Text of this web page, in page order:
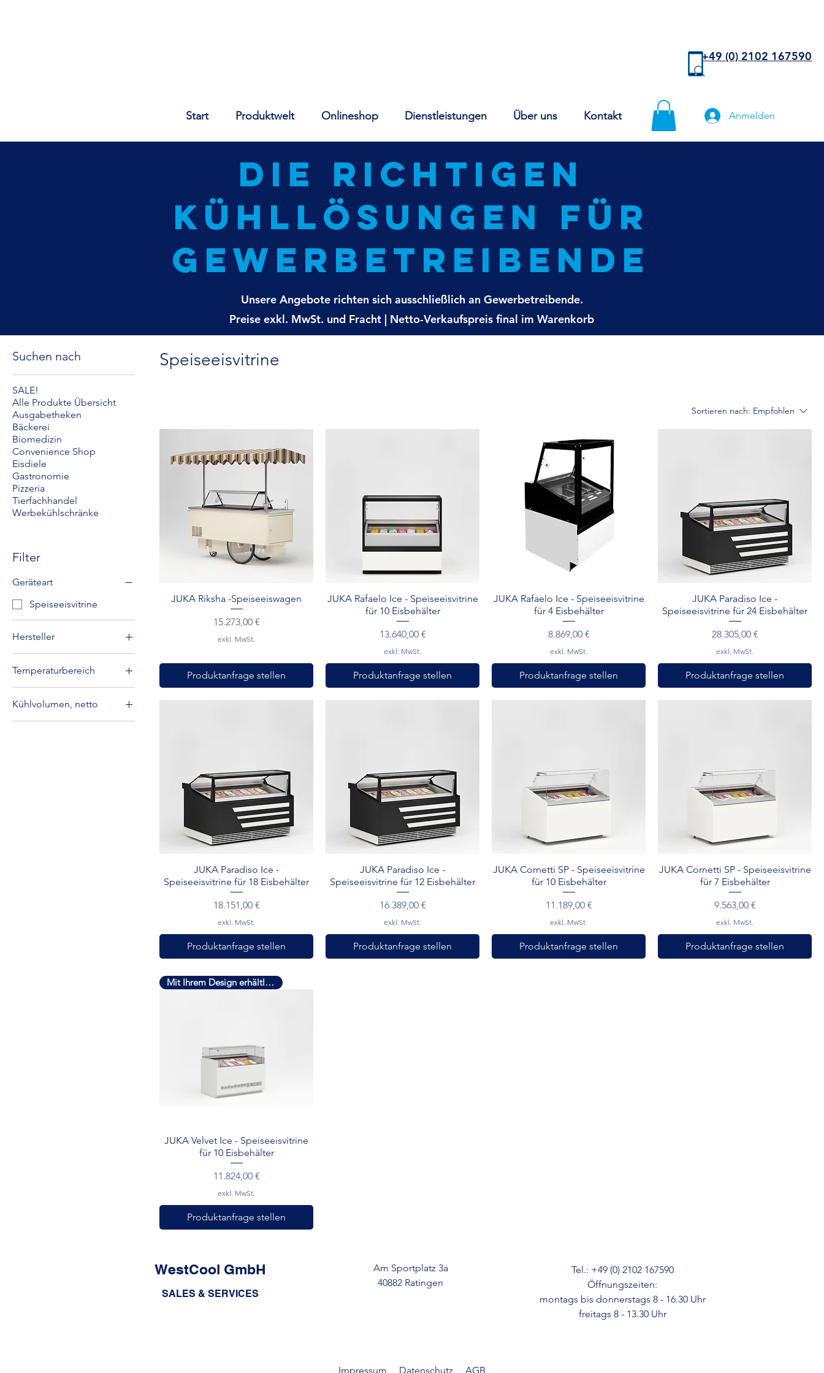
+49 (0) 2102 167590
Start Produktwelt Onlineshop Dienstleistungen Über uns Kontakt Anmelden
die richtigen
KühllösungEn für
gewerbetreibende
Unsere Angebote richten sich ausschließlich an Gewerbetreibende.
Preise exkl. MwSt. und Fracht | Netto-Verkaufspreis final im Warenkorb
Suchen nach
SALE!
Alle Produkte Übersicht
Ausgabetheken
Bäckerei
Biomedizin
Convenience Shop
Eisdiele
Gastronomie
Pizzeria
Tierfachhandel
Werbekühlschränke
Filter
Geräteart
Speiseeisvitrine
Hersteller
Temperaturbereich
Kühlvolumen, netto
Speiseeisvitrine
Sortieren nach: Empfohlen
Schnellansicht
JUKA Riksha -Speiseeiswagen
Preis
15.273,00 €
exkl. MwSt.
Produktanfrage stellen
Schnellansicht
JUKA Rafaelo Ice - Speiseeisvitrine
für 10 Eisbehälter
Preis
13.640,00 €
exkl. MwSt.
Produktanfrage stellen
Schnellansicht
JUKA Rafaelo Ice - Speiseeisvitrine
für 4 Eisbehälter
Preis
8.869,00 €
exkl. MwSt.
Produktanfrage stellen
Schnellansicht
JUKA Paradiso Ice -
Speiseeisvitrine für 24 Eisbehälter
Preis
28.305,00 €
exkl. MwSt.
Produktanfrage stellen
Schnellansicht
JUKA Paradiso Ice -
Speiseeisvitrine für 18 Eisbehälter
Preis
18.151,00 €
exkl. MwSt.
Produktanfrage stellen
Schnellansicht
JUKA Paradiso Ice -
Speiseeisvitrine für 12 Eisbehälter
Preis
16.389,00 €
exkl. MwSt.
Produktanfrage stellen
Schnellansicht
JUKA Cornetti SP - Speiseeisvitrine
für 10 Eisbehälter
Preis
11.189,00 €
exkl. MwSt.
Produktanfrage stellen
Schnellansicht
JUKA Cornetti SP - Speiseeisvitrine
für 7 Eisbehälter
Preis
9.563,00 €
exkl. MwSt.
Produktanfrage stellen
Schnellansicht
Mit Ihrem Design erhältlich
JUKA Velvet Ice - Speiseeisvitrine
für 10 Eisbehälter
Preis
11.824,00 €
exkl. MwSt.
Produktanfrage stellen
WestCool GmbH
SALES & SERVICES
Am Sportplatz 3a
40882 Ratingen
Tel.: +49 (0) 2102 167590
Öffnungszeiten:
montags bis donnerstags 8 - 16.30 Uhr
freitags 8 - 13.30 Uhr
Impressum Datenschutz AGB